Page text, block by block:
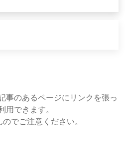
事のあるページにリンクを張っ
用できます。
でご注意ください。